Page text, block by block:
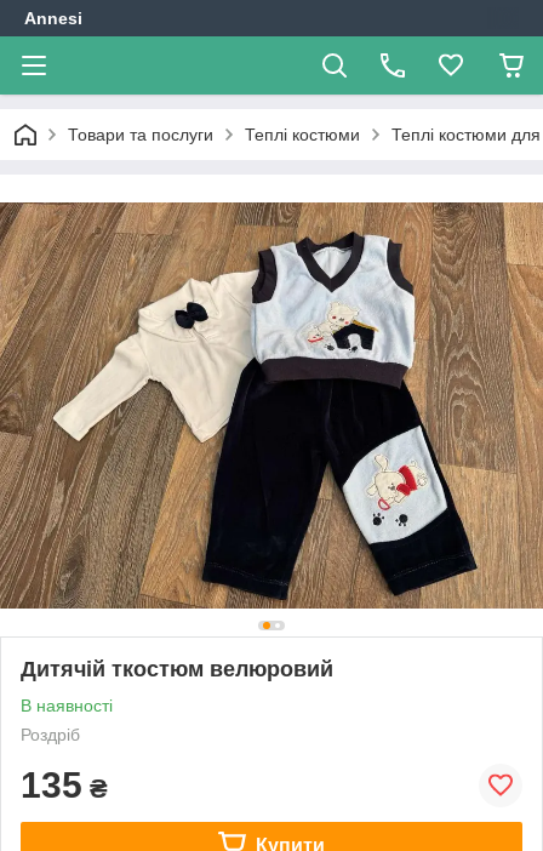
Annesi
Товари та послуги Теплі костюми Теплі костюми для
Дитячій ткостюм велюровий
В наявності
Роздріб
135 ₴
Купити